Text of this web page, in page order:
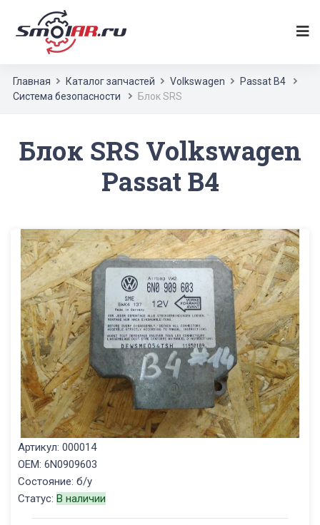
Главная Каталог запчастей Volkswagen
Passat B4
Система безопасности
Блок SRS
Блок SRS Volkswagen
Passat B4
Артикул: 000014
OEM: 6N0909603
Состояние: б/у
Статус: В наличии